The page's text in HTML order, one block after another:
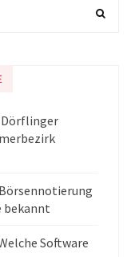
bekannt
Software